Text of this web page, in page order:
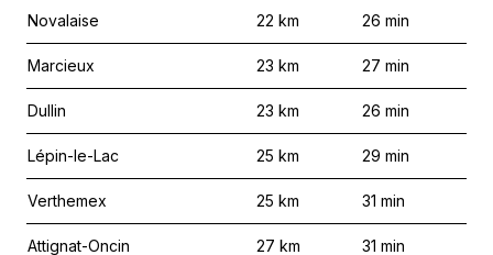
Novalaise 22 km 26 min
Marcieux 23 km 27 min
Dullin 23 km 26 min
Lépin-le-Lac 25 km 29 min
Verthemex 25 km 31 min
Attignat-Oncin 27 km 31 min